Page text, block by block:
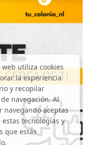
web utiliza cookies
la experiencia
y recopilar
navegación. Al
navegando aceptas
estas tecnologías y
que estás